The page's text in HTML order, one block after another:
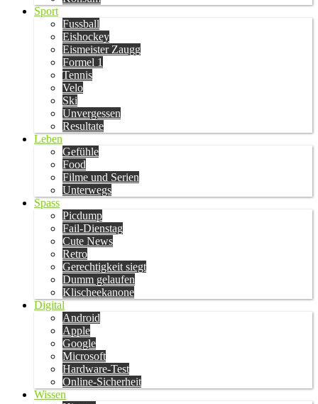
Sport
Fussball
Eishockey
Eismeister Zaugg
Formel 1
Tennis
Velo
Ski
Unvergessen
Resultate
Leben
Gefühle
Food
Filme und Serien
Unterwegs
Spass
Picdump
Fail-Dienstag
Cute News
Retro
Gerechtigkeit siegt
Dumm gelaufen
Klischeekanone
Digital
Android
Apple
Google
Microsoft
Hardware-Test
Online-Sicherheit
Wissen